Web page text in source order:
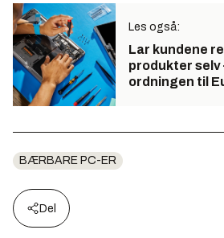
Les også:
Lar kundene
produkter selv
ordningen til
BÆRBARE PC-ER
Del